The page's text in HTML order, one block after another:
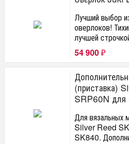
Лучший выбор
оверлоков!
лучшей
54 900 ₽
(приставка)
SRP60N
Для вязальных
Silver Reed
SK840.